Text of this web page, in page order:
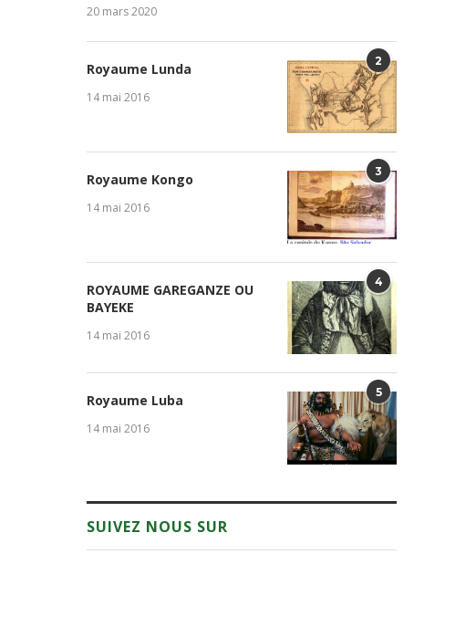
20 mars 2020
2
Royaume Lunda
14 mai 2016
3
Royaume Kongo
14 mai 2016
4
ROYAUME GAREGANZE OU
BAYEKE
14 mai 2016
5
Royaume Luba
14 mai 2016
SUIVEZ NOUS SUR